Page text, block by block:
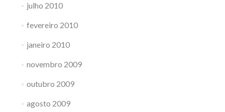
julho 2010
fevereiro 2010
janeiro 2010
novembro 2009
outubro 2009
agosto 2009